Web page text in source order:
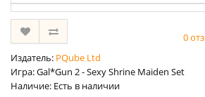
0
Издатель: PQube Ltd
Игра: Gal*Gun 2 - Sexy Shrine Maiden Set
Наличие: Есть в наличии